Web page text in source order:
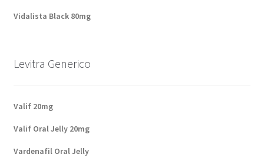
Vidalista Black 80mg
Levitra Generico
Valif 20mg
Valif Oral Jelly 20mg
Vardenafil Oral Jelly